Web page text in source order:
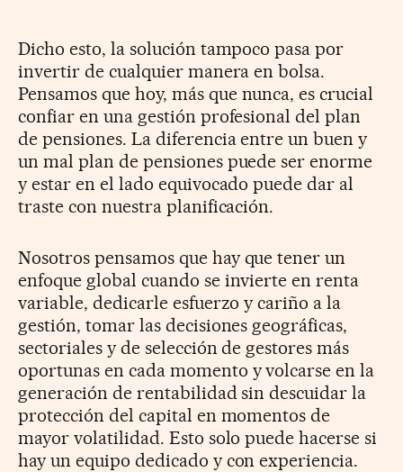
Dicho esto, la solución tampoco pasa por
invertir de cualquier manera en bolsa.
Pensamos que hoy, más que nunca, es crucial
confiar en una gestión profesional del plan
de pensiones. La diferencia entre un buen y
un mal plan de pensiones puede ser enorme
y estar en el lado equivocado puede dar al
traste con nuestra planificación.
Nosotros pensamos que hay que tener un
enfoque global cuando se invierte en renta
variable, dedicarle esfuerzo y cariño a la
gestión, tomar las decisiones geográficas,
sectoriales y de selección de gestores más
oportunas en cada momento y volcarse en la
generación de rentabilidad sin descuidar la
protección del capital en momentos de
mayor volatilidad. Esto solo puede hacerse si
hay un equipo dedicado y con experiencia.